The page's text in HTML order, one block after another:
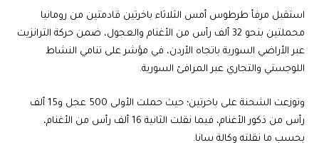
استقبل مرفأ طرطوس أمس الثلاثاء باخرتين قادمتين من رومانيا
محملتين بنحو 32 ألف رأس من الأغنام والعجول، ضمن حركة الترانزيت
عبر الأراضي السورية باتجاه الأردن، في مؤشر على تنامي النشاط
اللوجستي والتجاري عبر المرافئ السورية.
وتوزعت الشحنة على باخرتين؛ حيث حملت الأولى 500 عجل و15 ألف
رأس من ذكور الأغنام، فيما نقلت الثانية 16 ألف رأس من الأغنام،
بحسب ما نقلته وكالة سانا.